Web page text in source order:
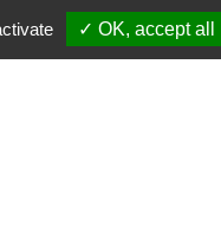
✓ OK, accept all